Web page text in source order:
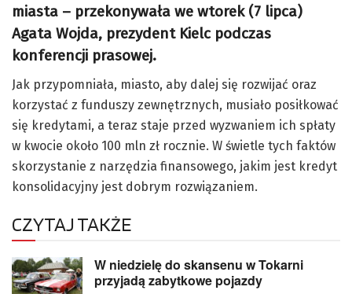
miasta – przekonywała we wtorek (7 lipca)
Agata Wojda, prezydent Kielc podczas
konferencji prasowej.
Jak przypomniała, miasto, aby dalej się rozwijać oraz
korzystać z funduszy zewnętrznych, musiało posiłkować
się kredytami, a teraz staje przed wyzwaniem ich spłaty
w kwocie około 100 mln zł rocznie. W świetle tych faktów
skorzystanie z narzędzia finansowego, jakim jest kredyt
konsolidacyjny jest dobrym rozwiązaniem.
CZYTAJ TAKŻE
W niedzielę do skansenu w Tokarni
przyjadą zabytkowe pojazdy